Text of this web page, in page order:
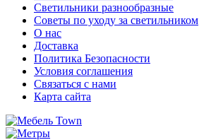
Светильники разнообразные
Советы по уходу за светильником
О нас
Доставка
Политика Безопасности
Условия соглашения
Связаться с нами
Карта сайта